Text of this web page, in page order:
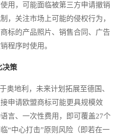
用，可能面临被第三方申请撤销
，关注市场上可能的侵权行为，
标的产品照片、销售合同、广告
程序时使用。
决策
地利，未来计划拓展至德国、
申请欧盟商标可能更具规模效
言、一次性费用，即可覆盖27个
“中心打击”原则风险（即若在一